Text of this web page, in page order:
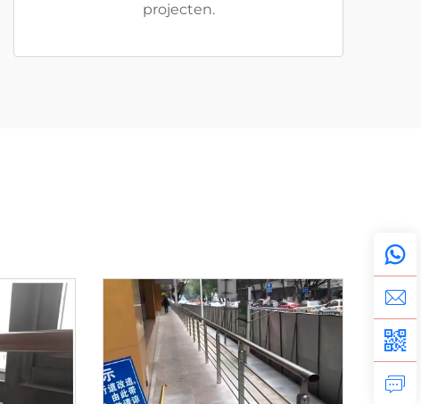
projecten.